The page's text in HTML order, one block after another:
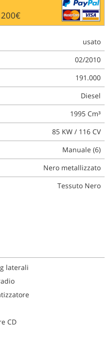
usato
02/2010
191.000
Diesel
1995 Cm³
85 KW / 116 CV
Manuale (6)
Nero metallizzato
Tessuto Nero
laterali
CD